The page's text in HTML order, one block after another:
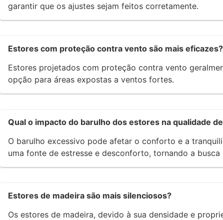
garantir que os ajustes sejam feitos corretamente.
Estores com proteção contra vento são mais eficazes?
Estores projetados com proteção contra vento
opção para áreas expostas a ventos fortes.
Qual o impacto do barulho dos estores na qualidade
O barulho excessivo pode afetar o conforto e a
uma fonte de estresse e desconforto, tornando a
Estores de madeira são mais silenciosos?
Os estores de madeira, devido à sua densidade e